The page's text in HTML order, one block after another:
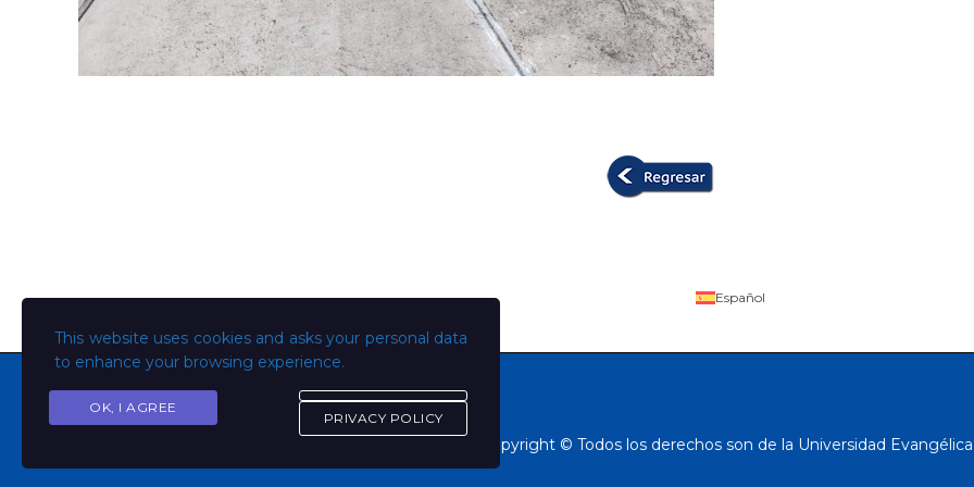
Copyright © Todos los derechos son de la Universidad
This website uses cookies and asks your personal data
to enhance your browsing experience.
OK, I AGREE
PRIVACY POLICY
Español